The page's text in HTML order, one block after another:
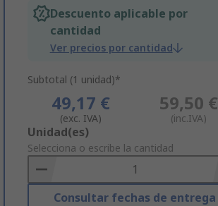
Descuento aplicable por
cantidad
Ver precios por cantidad
Subtotal (1 unidad)*
49,17 €
(exc. IVA)
59,50 €
(inc.IVA)
Add
to
Basket
Unidad(es)
Selecciona o escribe la cantidad
Consultar fechas de entrega